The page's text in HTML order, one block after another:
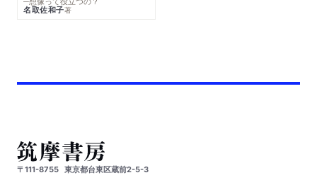
名取佐和子著
〒111-8755 東京都台東区蔵前2-5-3